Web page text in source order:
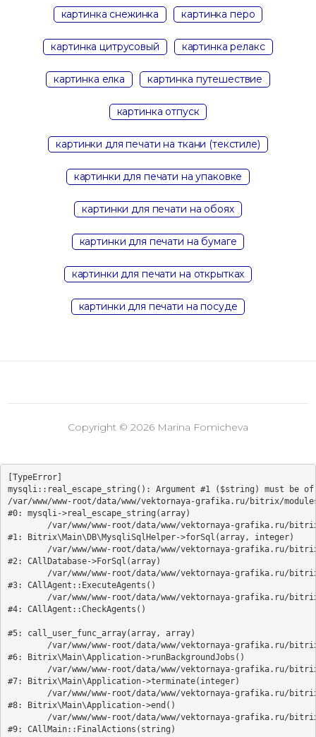
картинка снежинка картинка перо
картинка цитрусовый картинка релакс
картинка елка картинка путешествие
картинка отпуск
картинки для печати на ткани (текстиле)
картинки для печати на упаковке
картинки для печати на обоях
картинки для печати на бумаге
картинки для печати на открытках
картинки для печати на посуде
Copyright © 2026 Marina Fomicheva
[TypeError]
mysqli::real_escape_string(): Argument #1 ($string) must be
/var/www/www-root/data/www/vektornaya-grafika.ru/bitrix/
#0: mysqli->real_escape_string(array)
#1: Bitrix\Main\DB\MysqliSqlHelper->forSql(array, integer)
#2: CAllDatabase->ForSql(array)
#3: CAllAgent::ExecuteAgents()
#4: CAllAgent::CheckAgents()
#5: call_user_func_array(array, array)
#6: Bitrix\Main\Application->runBackgroundJobs()
#7: Bitrix\Main\Application->terminate(integer)
#8: Bitrix\Main\Application->end()
#9: CAllMain::FinalActions(string)